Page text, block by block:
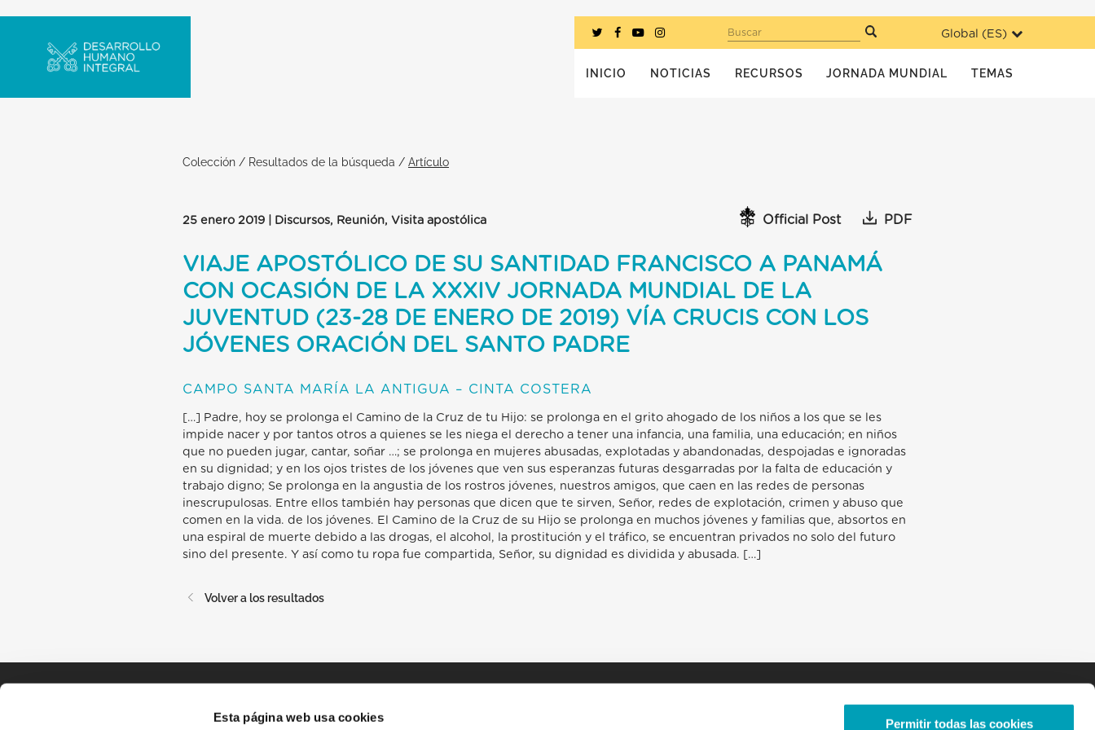
Esta página web usa cookies Permitir todas las cookies
Global (ES)
Buscar
INICIO NOTICIAS RECURSOS JORNADA MUNDIAL TEMAS
Colección / Resultados de la búsqueda / Artículo
25 enero 2019 | Discursos, Reunión, Visita apostólica Official Post PDF
VIAJE APOSTÓLICO DE SU SANTIDAD FRANCISCO A PANAMÁ
CON OCASIÓN DE LA XXXIV JORNADA MUNDIAL DE LA
JUVENTUD (23-28 DE ENERO DE 2019) VÍA CRUCIS CON LOS
JÓVENES ORACIÓN DEL SANTO PADRE
CAMPO SANTA MARÍA LA ANTIGUA – CINTA COSTERA
[…] Padre, hoy se prolonga el Camino de la Cruz de tu Hijo: se prolonga en el grito ahogado de los niños a los que se les
impide nacer y por tantos otros a quienes se les niega el derecho a tener una infancia, una familia, una educación; en niños
que no pueden jugar, cantar, soñar …; se prolonga en mujeres abusadas, explotadas y abandonadas, despojadas e ignoradas
en su dignidad; y en los ojos tristes de los jóvenes que ven sus esperanzas futuras desgarradas por la falta de educación y
trabajo digno; Se prolonga en la angustia de los rostros jóvenes, nuestros amigos, que caen en las redes de personas
inescrupulosas. Entre ellos también hay personas que dicen que te sirven, Señor, redes de explotación, crimen y abuso que
comen en la vida. de los jóvenes. El Camino de la Cruz de su Hijo se prolonga en muchos jóvenes y familias que, absortos en
una espiral de muerte debido a las drogas, el alcohol, la prostitución y el tráfico, se encuentran privados no solo del futuro
sino del presente. Y así como tu ropa fue compartida, Señor, su dignidad es dividida y abusada. […]
Volver a los resultados